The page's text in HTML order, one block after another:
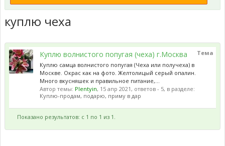
куплю чеха
Тема
Куплю волнистого попугая (чеха) г.Москва
Куплю самца волнистого попугая (Чеха или получеха) в
Москве. Окрас как на фото. Желтолицый серый опалин.
Много вкусняшек и правильное питание,...
Автор темы: Plentyin, 15 апр 2021, ответов - 5, в разделе:
Куплю-продам, подарю, приму в дар
Показано результатов: с 1 по 1 из 1.